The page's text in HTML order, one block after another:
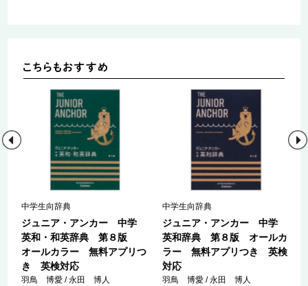
中学生向辞典
ジュニア・アンカー 中学
英和・和英辞典 第８版
オールカラー 無料アプリつ
き 英検対応
羽鳥 博愛 / 永田 博人
中学生向辞典
ジュニア・アンカー 中学
英和辞典 第８版 オールカ
ラー 無料アプリつき 英検
対応
羽鳥 博愛 / 永田 博人